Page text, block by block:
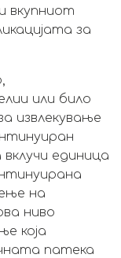
вкупниот
за
или било
извлекување
единица
на
ниво
која
патека